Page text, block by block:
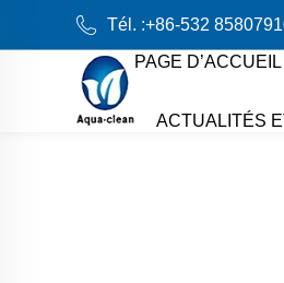
Tél. :+86-532
PAGE D’ACCUEIL
ACTUALITÉS